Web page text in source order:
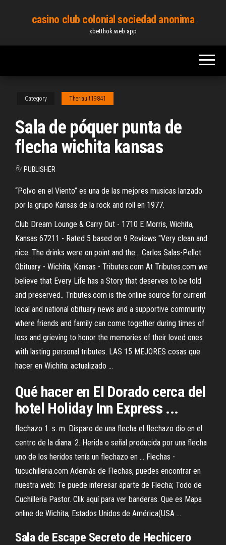
content
casino club colonial sociedad anonima
xbetthok.web.app
Category Theriault19841
Sala de póquer punta de
flecha wichita kansas
By PUBLISHER
“Polvo en el Viento” es una de las mejores musicas lanzado
por la grupo Kansas de la rock and roll en 1977.
Club Dream Lounge & Carry Out - 1710 E Morris, Wichita,
Kansas 67211 - Rated 5 based on 9 Reviews "Very clean and
nice. The drinks were on point and the... Carlos Salas-Pellot
Obituary - Wichita, Kansas - Tributes.com At Tributes.com we
believe that Every Life has a Story that deserves to be told
and preserved.. Tributes.com is the online source for current
local and national obituary news and a supportive community
where friends and family can come together during times of
loss and grieving to honor the memories of their loved ones
with lasting personal tributes. LAS 15 MEJORES cosas que
hacer en Wichita: actualizado ...
Qué hacer en El Dorado cerca del
hotel Holiday Inn Express ...
flechazo 1. s. m. Disparo de una flecha el flechazo dio en el
centro de la diana. 2. Herida o señal producida por una flecha
uno de los heridos tenía un flechazo en ... Flechas -
tucuchilleria.com Además de Flechas, puedes encontrar en
nuestra web: Te puede interesar aparte de Flecha; Todo de
Cuchillería Pastor. Clik aquí para ver banderas. Que es Mapa
online de Wichita, Estados Unidos de América(USA ...
Sala de Escape Secreto de Hechicero